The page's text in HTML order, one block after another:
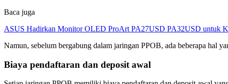
Baca juga
ASUS Hadirkan Monitor OLED ProArt PA27USD PA32USD untuk
Namun, sebelum bergabung dalam jaringan PPOB, ada beberapa hal
Biaya pendaftaran dan deposit awal